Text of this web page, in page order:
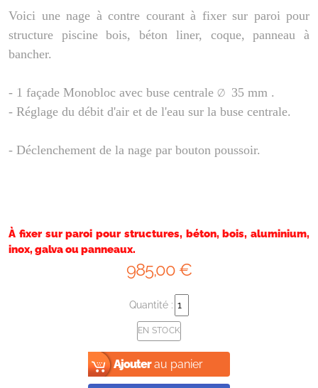
Voici une nage à contre courant à fixer sur paroi pour
structure piscine bois, béton liner, coque, panneau à
bancher.
- 1 façade Monobloc avec buse centrale Ø 35 mm .
- Réglage du débit d'air et de l'eau sur la buse centrale.
- Déclenchement de la nage par bouton poussoir.
À fixer sur paroi pour structures, béton, bois, aluminium,
inox, galva ou panneaux.
985,00 €
Quantité :
EN STOCK
Ajouterau panier